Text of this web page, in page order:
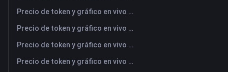
Precio de token y gráfico en vivo más reciente de OPENAI (OpenAI Group PBC)
Precio de token y gráfico en vivo más reciente de COPPER (Copper)
Precio de token y gráfico en vivo más reciente de ULTIMA (Ultima)
Precio de token y gráfico en vivo más reciente de MU (Micron Technology)